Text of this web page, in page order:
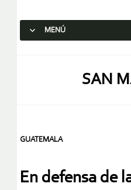
MENÚ
SAN
GUATEMALA
En defensa de